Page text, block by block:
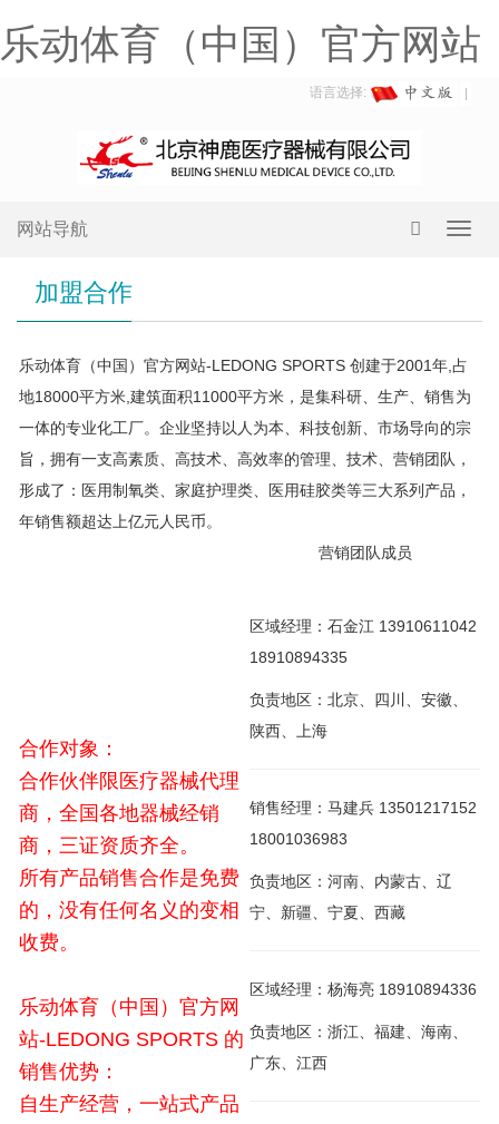
乐动体育（中国）官方网站
语言选择:
网站导航
加盟合作
乐动体育（中国）官方网站-LEDONG SPORTS 创建于2001年,占
地18000平方米,建筑面积11000平方米，是集科研、生产、销售为
一体的专业化工厂。企业坚持以人为本、科技创新、市场导向的宗
旨，拥有一支高素质、高技术、高效率的管理、技术、营销团队，
形成了：医用制氧类、家庭护理类、医用硅胶类等三大系列产品，
年销售额超达上亿元人民币。
合作对象：
合作伙伴限医疗器械代理
商，全国各地器械经销
商，三证资质齐全。
所有产品销售合作是免费
的，没有任何名义的变相
收费。
乐动体育（中国）官方网
站-LEDONG SPORTS 的
销售优势：
自生产经营，一站式产品
营销团队成员
区域经理：石金江 13910611042
18910894335
负责地区：北京、四川、安徽、
陕西、上海
销售经理：马建兵 13501217152
18001036983
负责地区：河南、内蒙古、辽
宁、新疆、宁夏、西藏
区域经理：杨海亮 18910894336
负责地区：浙江、福建、海南、
广东、江西